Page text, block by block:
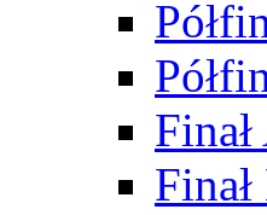
Finał
Finał